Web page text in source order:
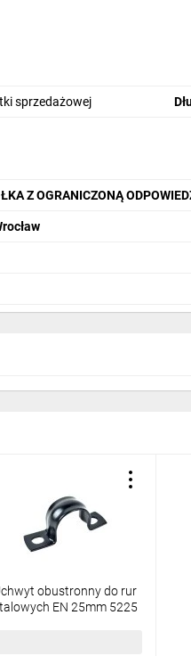
sprzedażowej
Z OGRANICZONĄ
obustronny do rur
EN 25mm 5225